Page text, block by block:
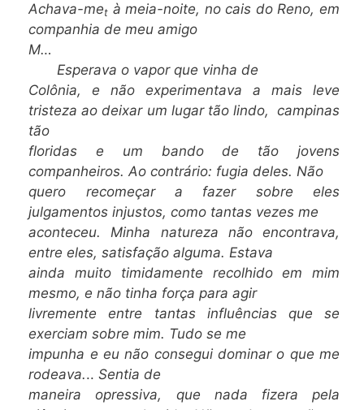
Achava-met à meia-noite, no cais do Reno, em
companhia de meu amigo
M…
Esperava o vapor que vinha de
Colônia, e não experimentava a mais leve
tristeza ao deixar um lugar tão lindo,
campinas
tão
floridas e um bando de tão jovens
companheiros. Ao contrário: fugia deles. Não
quero recomeçar a fazer sobre eles
julgamentos injustos, como tantas vezes me
aconteceu. Minha natureza não encontrava,
entre eles, satisfação alguma. Estava
ainda muito timidamente recolhido em mim
mesmo, e não tinha força para agir
livremente entre tantas influências que se
exerciam sobre mim. Tudo se me
impunha e eu não consegui dominar o que me
rodeava...Sentia de
maneira opressiva, que nada fizera pela